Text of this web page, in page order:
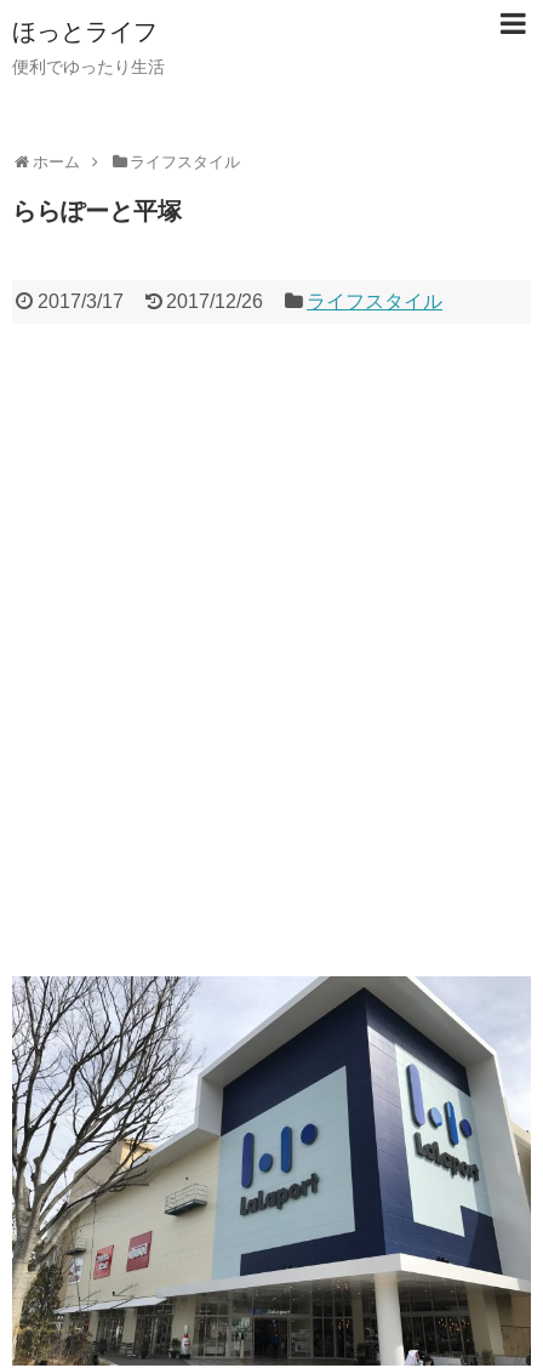
ほっとライフ
便利でゆったり生活
ホーム ライフスタイル
ららぽーと平塚
2017/3/17 2017/12/26 ライフスタイル